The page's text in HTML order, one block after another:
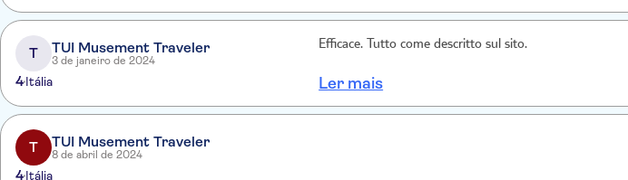
T TUI Musement Traveler
3 de janeiro de 2024
4Itália
Efficace. Tutto come descritto sul sito.
Ler mais
T TUI Musement Traveler
8 de abril de 2024
4Itália